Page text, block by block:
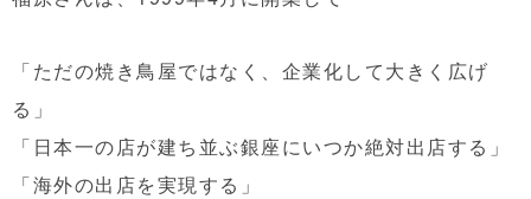
「ただの焼き鳥屋ではなく、企業化して大きく広げ
る」
「日本一の店が建ち並ぶ銀座にいつか絶対出店する」
「海外の出店を実現する」